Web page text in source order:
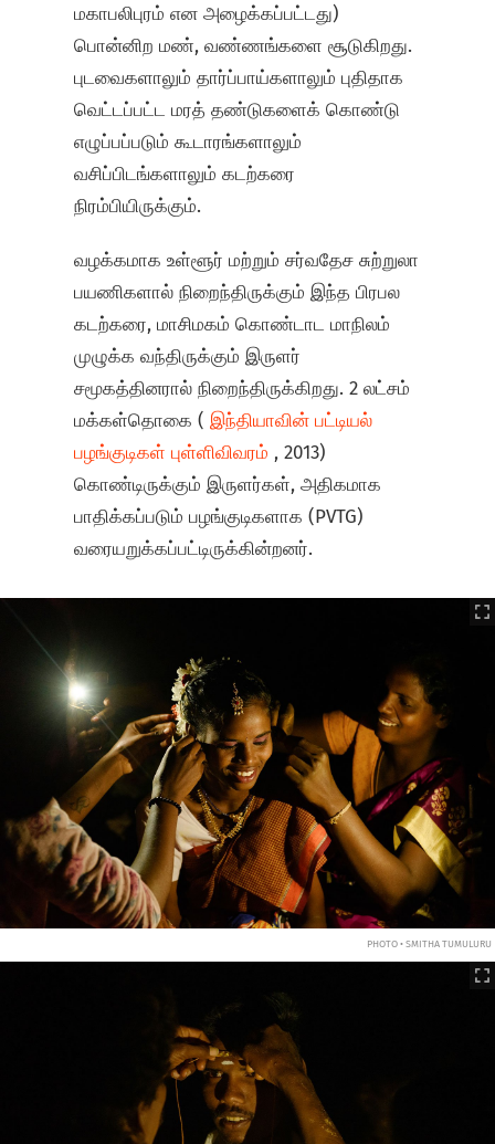
மகாபலிபுரம் என அழைக்கப்பட்டது)
பொன்னிற மண், வண்ணங்களை சூடுகிறது.
புடவைகளாலும் தார்ப்பாய்களாலும் புதிதாக
வெட்டப்பட்ட மரத் தண்டுகளைக் கொண்டு
எழுப்பப்படும் கூடாரங்களாலும்
வசிப்பிடங்களாலும் கடற்கரை
நிரம்பியிருக்கும்.
வழக்கமாக உள்ளூர் மற்றும் சர்வதேச சுற்றுலா
பயணிகளால் நிறைந்திருக்கும் இந்த பிரபல
கடற்கரை, மாசிமகம் கொண்டாட மாநிலம்
முழுக்க வந்திருக்கும் இருளர்
சமூகத்தினரால் நிறைந்திருக்கிறது. 2 லட்சம்
மக்கள்தொகை (இந்தியாவின் பட்டியல்
பழங்குடிகள் புள்ளிவிவரம் , 2013)
கொண்டிருக்கும் இருளர்கள், அதிகமாக
பாதிக்கப்படும் பழங்குடிகளாக (PVTG)
வரையறுக்கப்பட்டிருக்கின்றனர்.
PHOTO • SMITHA TUMULURU